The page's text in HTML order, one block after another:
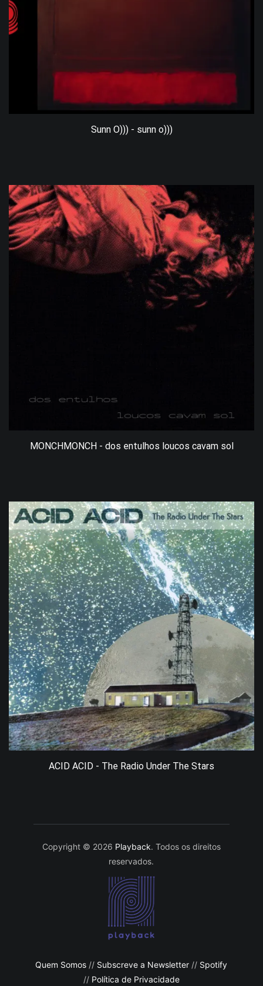
Sunn O))) - sunn o)))
MONCHMONCH - dos entulhos loucos cavam sol
ACID ACID - The Radio Under The Stars
Copyright © 2026 Playback. Todos os direitos
reservados.
Quem Somos // Subscreve a Newsletter // Spotify
// Política de Privacidade